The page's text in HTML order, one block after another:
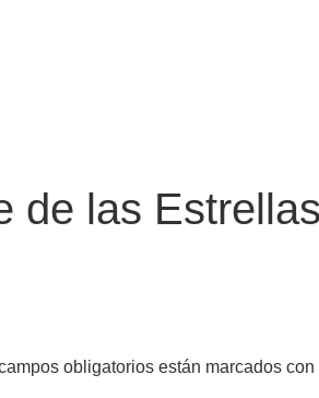
de las Estrellas
obligatorios están marcados con